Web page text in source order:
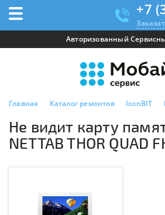
+7
Авторизованный
Главная Каталог ремонтов IconBIT
Не видит карту
NETTAB THOR QUAD